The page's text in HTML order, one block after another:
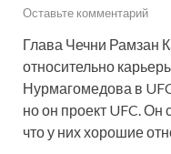
Оставьте комментарий
Глава Чечни Рамзан
относительно
Нурмагомедова в
но он проект UFC. Он
что у них хорошие